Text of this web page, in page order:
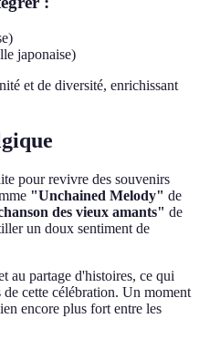
japonaise)
et de diversité, enrichissant
pour revivre des souvenirs
"Unchained Melody" de
des vieux amants" de
un doux sentiment de
au partage d'histoires, ce qui
cette célébration. Un moment
encore plus fort entre les